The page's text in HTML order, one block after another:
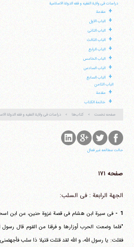
دراسات فی ولایة الفقیه و فقه الدولة الاسلامیة
+ مقدمة
+ الباب الاول
+ الباب الثانی
+ الباب الثالث
+ الباب الرابع
+ الباب الخامس
+ الباب السادس
+
الباب السابع
الباب الثامن
+ مقدمة
+ خاتمة الکتاب
صفحه نخست کتاب‌ها دراسات فی ولایة الفقیه و فقه الدولة
حالت مطالعه غیر فعال
صفحه ۱۷۱
الجهة الرابعة : فی السلب:
1 -
فی سیرة ابن هشام فی قصة غزوة حنین، عن ابن
"فلما وضعت الحرب أوزارها و فرقنا من القوم قال
فقلت: یا رسول الله، و الله لقد قتلت قتیلا ذا سلب